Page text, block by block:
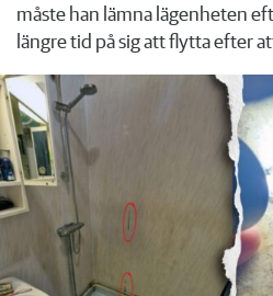
måste han lämna lägenheten
längre tid på sig att flytta efter